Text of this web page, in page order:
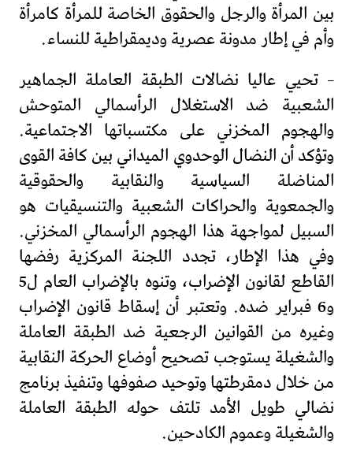
بين المرأة والرجل والحقوق الخاصة للمرأة كامرأة
وأم في إطار مدونة عصرية وديمقراطية للنساء.
– تحيي عاليا نضالات الطبقة العاملة الجماهير
الشعبية ضد الاستغلال الرأسمالي المتوحش
والهجوم المخزني على مكتسباتها الاجتماعية.
وتؤكد أن النضال الوحدوي الميداني بين كافة القوى
المناضلة السياسية والنقابية والحقوقية
والجمعوية والحراكات الشعبية والتنسيقيات هو
السبيل لمواجهة هذا الهجوم الرأسمالي المخزني.
وفي هذا الإطار، تجدد اللجنة المركزية رفضها
القاطع لقانون الإضراب، وتنوه بالإضراب العام ل5
و6 فبراير ضده. وتعتبر أن إسقاط قانون الإضراب
وغيره من القوانين الرجعية ضد الطبقة العاملة
والشغيلة يستوجب تصحيح أوضاع الحركة النقابية
من خلال دمقرطتها وتوحيد صفوفها وتنفيذ برنامج
نضالي طويل الأمد تلتف حوله الطبقة العاملة
والشغيلة وعموم الكادحين.